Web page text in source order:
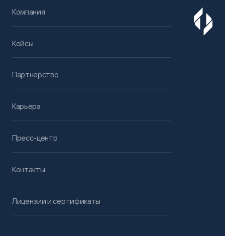
Компания
Кейсы
Партнерство
Карьера
Пресс-центр
Контакты
Лицензии и сертификаты